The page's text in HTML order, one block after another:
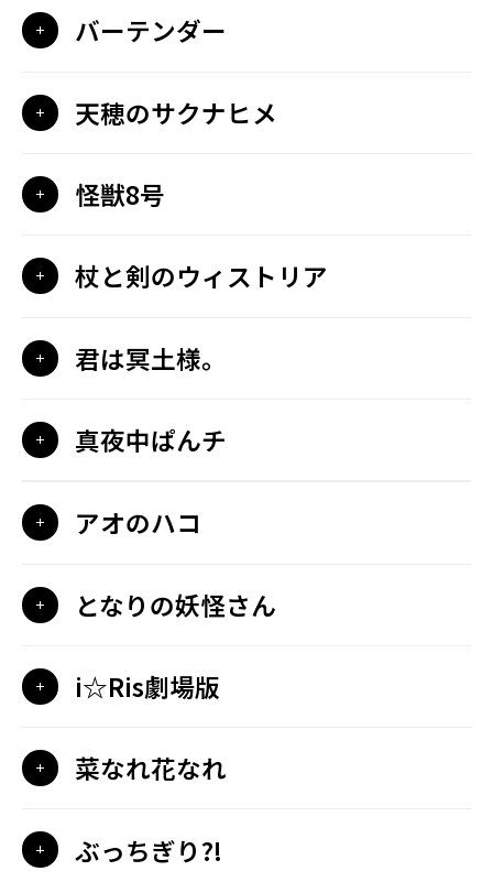
バーテンダー
天穂のサクナヒメ
怪獣8号
杖と剣のウィストリア
君は冥土様。
真夜中ぱんチ
アオのハコ
となりの妖怪さん
i☆Ris劇場版
菜なれ花なれ
ぶっちぎり?!